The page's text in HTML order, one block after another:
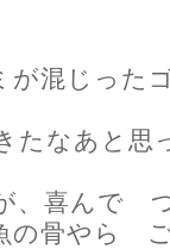
が混じった
なあと思
、喜んで
の骨やら